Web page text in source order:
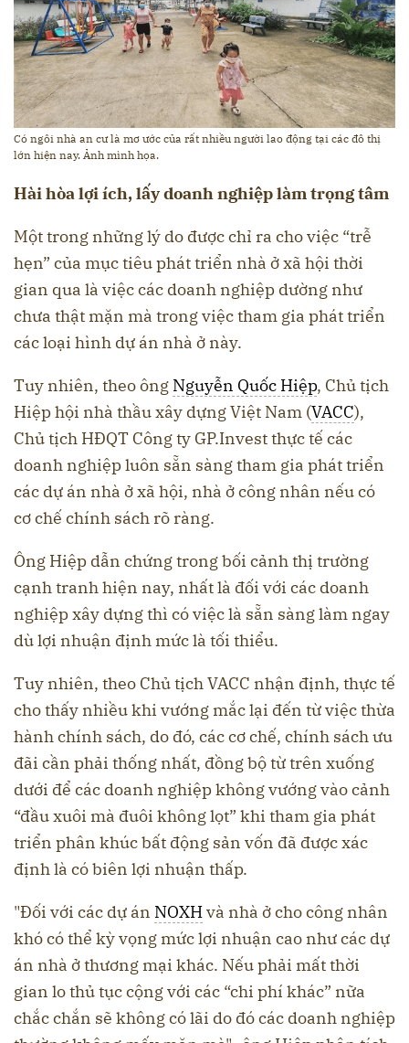
Có ngôi nhà an cư là mơ ước của rất nhiều người lao động tại các đô thị
lớn hiện nay. Ảnh mình họa.
Hài hòa lợi ích, lấy doanh nghiệp làm trọng tâm
Một trong những lý do được chỉ ra cho việc “trễ
hẹn” của mục tiêu phát triển nhà ở xã hội thời
gian qua là việc các doanh nghiệp dường như
chưa thật mặn mà trong việc tham gia phát triển
các loại hình dự án nhà ở này.
Tuy nhiên, theo ông Nguyễn Quốc Hiệp, Chủ tịch
Hiệp hội nhà thầu xây dựng Việt Nam (VACC),
Chủ tịch HĐQT Công ty GP.Invest thực tế các
doanh nghiệp luôn sẵn sàng tham gia phát triển
các dự án nhà ở xã hội, nhà ở công nhân nếu có
cơ chế chính sách rõ ràng.
Ông Hiệp dẫn chứng trong bối cảnh thị trường
cạnh tranh hiện nay, nhất là đối với các doanh
nghiệp xây dựng thì có việc là sẵn sàng làm ngay
dù lợi nhuận định mức là tối thiểu.
Tuy nhiên, theo Chủ tịch VACC nhận định, thực tế
cho thấy nhiều khi vướng mắc lại đến từ việc thừa
hành chính sách, do đó, các cơ chế, chính sách ưu
đãi cần phải thống nhất, đồng bộ từ trên xuống
dưới để các doanh nghiệp không vướng vào cảnh
“đầu xuôi mà đuôi không lọt” khi tham gia phát
triển phân khúc bất động sản vốn đã được xác
định là có biên lợi nhuận thấp.
"Đối với các dự án NOXHvà nhà ở cho công nhân
khó có thể kỳ vọng mức lợi nhuận cao như các dự
án nhà ở thương mại khác. Nếu phải mất thời
gian lo thủ tục cộng với các “chi phí khác” nữa
chắc chắn sẽ không có lãi do đó các doanh nghiệp